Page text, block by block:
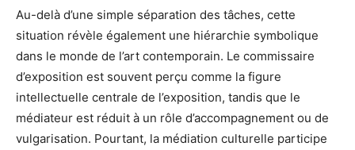
Au-delà d’une simple séparation des tâches, cette
situation révèle également une hiérarchie symbolique
dans le monde de l’art contemporain. Le commissaire
d’exposition est souvent perçu comme la figure
intellectuelle centrale de l’exposition, tandis que le
médiateur est réduit à un rôle d’accompagnement ou de
vulgarisation. Pourtant, la médiation culturelle participe